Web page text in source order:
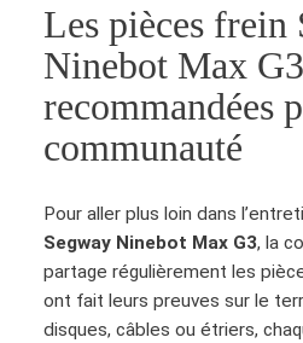
Les pièces frein
Ninebot Max G3
recommandées
communauté
Pour aller plus loin dans
Segway Ninebot Max G3, la
partage régulièrement les
ont fait leurs preuves sur le
disques, câbles ou étriers,